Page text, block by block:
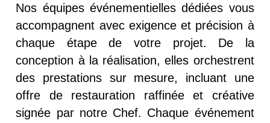
Nos équipes événementielles dédiées vous
accompagnent avec exigence et précision à
chaque étape de votre projet. De la
conception à la réalisation, elles orchestrent
des prestations sur mesure, incluant une
offre de restauration raffinée et créative
signée par notre Chef. Chaque événement